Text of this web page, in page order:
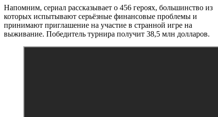
Напомним, сериал рассказывает о 456 героях, большинство из
которых испытывают серьёзные финансовые проблемы и
принимают приглашение на участие в странной игре на
выживание. Победитель турнира получит 38,5 млн долларов.